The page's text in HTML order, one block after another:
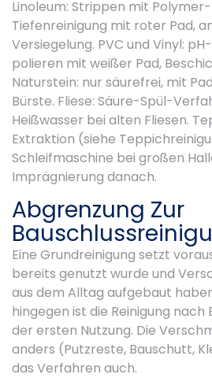
Linoleum: Strippen mit
Tiefenreinigung mit roter Pad,
Versiegelung. PVC und Vinyl:
polieren mit weißer Pad,
Naturstein: nur säurefrei, mit
Bürste. Fliese: Säure-Spül-
Heißwasser bei alten Fliesen.
Extraktion (siehe
Schleifmaschine bei großen
Imprägnierung danach.
Abgrenzung Zur
Eine Grundreinigung setzt
bereits genutzt wurde und
aus dem Alltag aufgebaut
hingegen ist die Reinigung nach
der ersten Nutzung. Die
anders (Putzreste, Bauschutt,
das Verfahren auch.